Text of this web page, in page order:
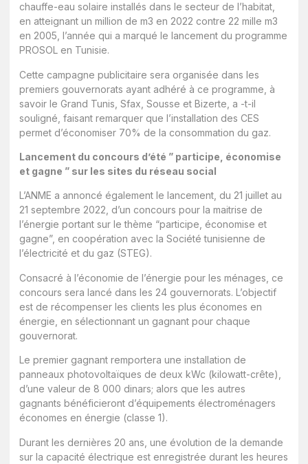
chauffe-eau solaire installés dans le secteur de l’habitat,
en atteignant un million de m3 en 2022 contre 22 mille m3
en 2005, l’année qui a marqué le lancement du programme
PROSOL en Tunisie.
Cette campagne publicitaire sera organisée dans les
premiers gouvernorats ayant adhéré à ce programme, à
savoir le Grand Tunis, Sfax, Sousse et Bizerte, a -t-il
souligné, faisant remarquer que l’installation des CES
permet d’économiser 70% de la consommation du gaz.
Lancement du concours d’été ” participe, économise
et gagne ” sur les sites du réseau social
L’ANME a annoncé également le lancement, du 21 juillet au
21 septembre 2022, d’un concours pour la maitrise de
l’énergie portant sur le thème “participe, économise et
gagne”, en coopération avec la Société tunisienne de
l’électricité et du gaz (STEG).
Consacré à l’économie de l’énergie pour les ménages, ce
concours sera lancé dans les 24 gouvernorats. L’objectif
est de récompenser les clients les plus économes en
énergie, en sélectionnant un gagnant pour chaque
gouvernorat.
Le premier gagnant remportera une installation de
panneaux photovoltaïques de deux kWc (kilowatt-crête),
d’une valeur de 8 000 dinars; alors que les autres
gagnants bénéficieront d’équipements électroménagers
économes en énergie (classe 1).
Durant les dernières 20 ans, une évolution de la demande
sur la capacité électrique est enregistrée durant les heures